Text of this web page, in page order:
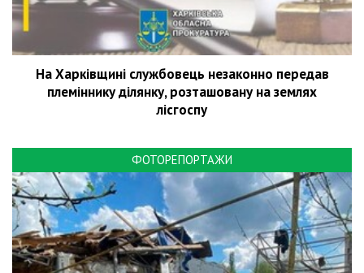
На Харківщині службовець незаконно передав
племіннику ділянку, розташовану на землях
лісгоспу
ФОТОРЕПОРТАЖИ